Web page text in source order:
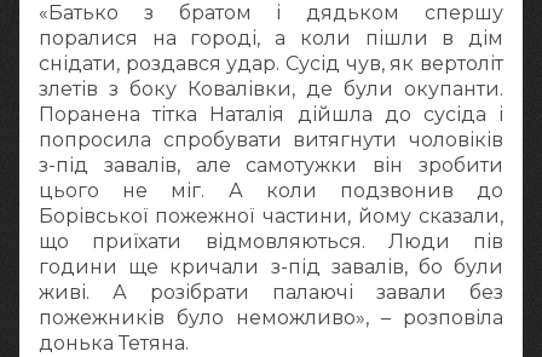
«Батько з братом і дядьком спершу
поралися на городі, а коли пішли в дім
снідати, роздався удар. Сусід чув, як вертоліт
злетів з боку Ковалівки, де були окупанти.
Поранена тітка Наталія дійшла до сусіда і
попросила спробувати витягнути чоловіків
з-під завалів, але самотужки він зробити
цього не міг. А коли подзвонив до
Борівської пожежної частини, йому сказали,
що приїхати відмовляються. Люди пів
години ще кричали з-під завалів, бо були
живі. А розібрати палаючі завали без
пожежників було неможливо», – розповіла
донька Тетяна.